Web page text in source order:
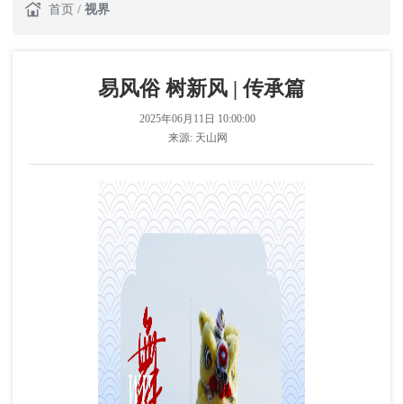
首页 / 视界
易风俗 树新风 | 传承篇
2025年06月11日 10:00:00
来源: 天山网